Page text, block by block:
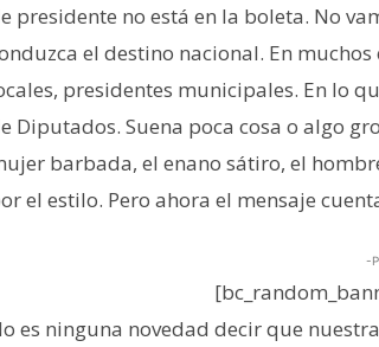
presidente no está en la boleta. No
el destino nacional. En
presidentes municipales. En lo
Diputados. Suena poca cosa o algo
barbada, el enano sátiro, el
el estilo. Pero ahora el mensaje
-
es ninguna novedad decir que